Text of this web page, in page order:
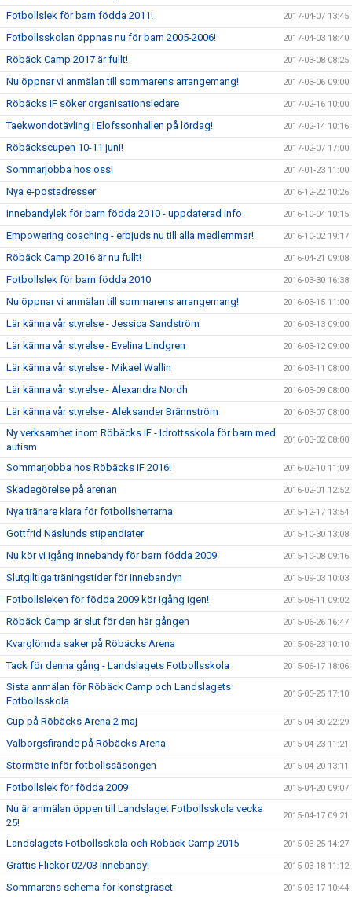
Fotbollslek för barn födda 2011! 2017-04-07 13:45
Fotbollsskolan öppnas nu för barn 2005-2006! 2017-04-03 18:40
Röbäck Camp 2017 är fullt! 2017-03-08 08:25
Nu öppnar vi anmälan till sommarens arrangemang! 2017-03-06 09:00
Röbäcks IF söker organisationsledare 2017-02-16 10:00
Taekwondotävling i Elofssonhallen på lördag! 2017-02-14 10:16
Röbäckscupen 10-11 juni! 2017-02-07 17:00
Sommarjobba hos oss! 2017-01-23 11:00
Nya e-postadresser 2016-12-22 10:26
Innebandylek för barn födda 2010 - uppdaterad info 2016-10-04 10:15
Empowering coaching - erbjuds nu till alla medlemmar! 2016-10-02 19:17
Röbäck Camp 2016 är nu fullt! 2016-04-21 09:08
Fotbollslek för barn födda 2010 2016-03-30 16:38
Nu öppnar vi anmälan till sommarens arrangemang! 2016-03-15 11:00
Lär känna vår styrelse - Jessica Sandström 2016-03-13 09:00
Lär känna vår styrelse - Evelina Lindgren 2016-03-12 09:00
Lär känna vår styrelse - Mikael Wallin 2016-03-11 08:00
Lär känna vår styrelse - Alexandra Nordh 2016-03-09 08:00
Lär känna vår styrelse - Aleksander Brännström 2016-03-07 08:00
Ny verksamhet inom Röbäcks IF - Idrottsskola för barn med
autism
2016-03-02 08:00
Sommarjobba hos Röbäcks IF 2016! 2016-02-10 11:09
Skadegörelse på arenan 2016-02-01 12:52
Nya tränare klara för fotbollsherrarna 2015-12-17 13:54
Gottfrid Näslunds stipendiater 2015-10-30 13:08
Nu kör vi igång innebandy för barn födda 2009 2015-10-08 09:16
Slutgiltiga träningstider för innebandyn 2015-09-03 10:03
Fotbollsleken för födda 2009 kör igång igen! 2015-08-11 09:02
Röbäck Camp är slut för den här gången 2015-06-26 16:47
Kvarglömda saker på Röbäcks Arena 2015-06-23 10:10
Tack för denna gång - Landslagets Fotbollsskola 2015-06-17 18:06
Sista anmälan för Röbäck Camp och Landslagets
Fotbollsskola
2015-05-25 17:10
Cup på Röbäcks Arena 2 maj 2015-04-30 22:29
Valborgsfirande på Röbäcks Arena 2015-04-23 11:21
Stormöte inför fotbollssäsongen 2015-04-20 13:11
Fotbollslek för födda 2009 2015-04-20 09:07
Nu är anmälan öppen till Landslaget Fotbollsskola vecka
25!
2015-04-17 09:21
Landslagets Fotbollsskola och Röbäck Camp 2015 2015-03-25 14:27
Grattis Flickor 02/03 Innebandy! 2015-03-18 11:12
Sommarens schema för konstgräset 2015-03-17 10:44